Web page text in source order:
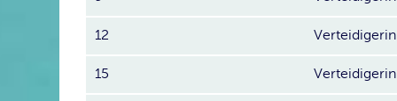
12 Verteidigerin
15 Verteidigerin